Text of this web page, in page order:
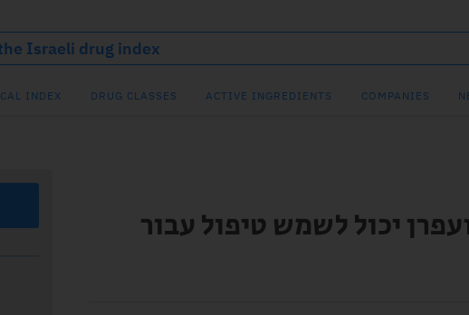
INDEX DRUG CLASSES ACTIVE INGREDIENTS COMPANIES
יכול לשמש טיפול עבור